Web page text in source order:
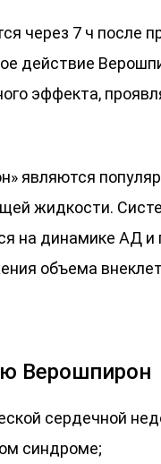
через 7 ч после
действие
эффекта,
являются
жидкости.
на динамике АД и
объема
Верошпирон
сердечной
синдроме;